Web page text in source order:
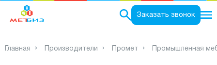
Заказать звонок
Главная Производители Промет Промышленная